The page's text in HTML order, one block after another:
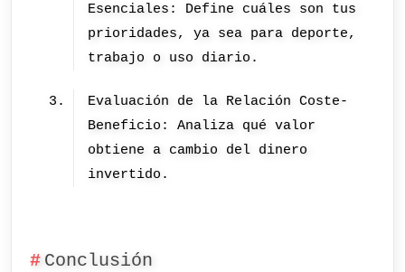
Esenciales: Define cuáles son tus
prioridades, ya sea para deporte,
trabajo o uso diario.
Evaluación de la Relación Coste-
Beneficio: Analiza qué valor
obtiene a cambio del dinero
invertido.
Conclusión